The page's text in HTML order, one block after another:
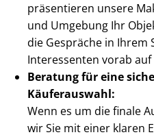
präsentieren unsere
und Umgebung Ihr
die Gespräche in Ihrem
Interessenten vorab
Beratung für eine
Käuferauswahl:
Wenn es um die finale
wir Sie mit einer klaren